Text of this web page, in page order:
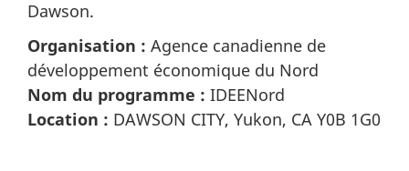
Dawson.
Organisation : Agence canadienne de
développement économique du Nord
Nom du programme : IDEENord
Location : DAWSON CITY, Yukon, CA Y0B 1G0